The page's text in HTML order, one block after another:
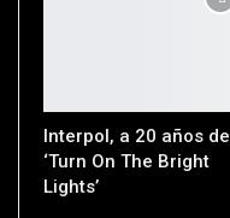
Interpol, a 20 años de
‘Turn On The Bright
Lights’